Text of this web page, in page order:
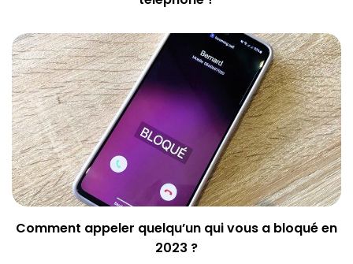
Comment appeler quelqu’un qui vous a bloqué en
2023 ?